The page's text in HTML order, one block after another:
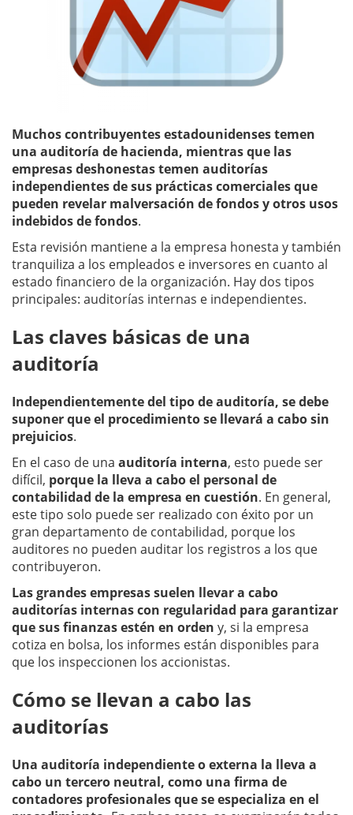
Muchos contribuyentes estadounidenses temen
una auditoría de hacienda, mientras que las
empresas deshonestas temen auditorías
independientes de sus prácticas comerciales que
pueden revelar malversación de fondos y otros usos
indebidos de fondos.
Esta revisión mantiene a la empresa honesta y también
tranquiliza a los empleados e inversores en cuanto al
estado financiero de la organización. Hay dos tipos
principales: auditorías internas e independientes.
Las claves básicas de una
auditoría
Independientemente del tipo de auditoría, se debe
suponer que el procedimiento se llevará a cabo sin
prejuicios.
En el caso de una auditoría interna, esto puede ser
difícil, porque la lleva a cabo el personal de
contabilidad de la empresa en cuestión. En general,
este tipo solo puede ser realizado con éxito por un
gran departamento de contabilidad, porque los
auditores no pueden auditar los registros a los que
contribuyeron.
Las grandes empresas suelen llevar a cabo
auditorías internas con regularidad para garantizar
que sus finanzas estén en orden y, si la empresa
cotiza en bolsa, los informes están disponibles para
que los inspeccionen los accionistas.
Cómo se llevan a cabo las
auditorías
Una auditoría independiente o externa la lleva a
cabo un tercero neutral, como una firma de
contadores profesionales que se especializa en el